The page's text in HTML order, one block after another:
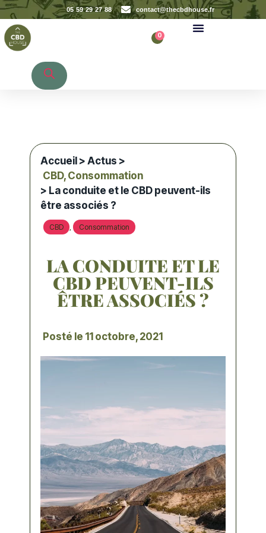
05 59 29 27 88 contact@thecbdhouse.fr
0
Accueil >Actus >
CBD, Consommation
> La conduite et le CBD peuvent-ils
être associés ?
CBD , Consommation
LA CONDUITE ET LE
CBD PEUVENT-ILS
ÊTRE ASSOCIÉS ?
Posté le 11 octobre, 2021